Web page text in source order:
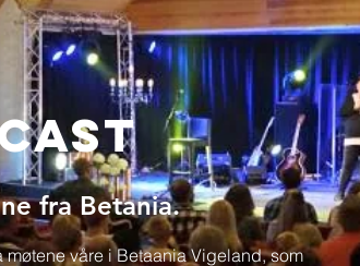
fra Betania.
våre i Betaania Vigeland, som